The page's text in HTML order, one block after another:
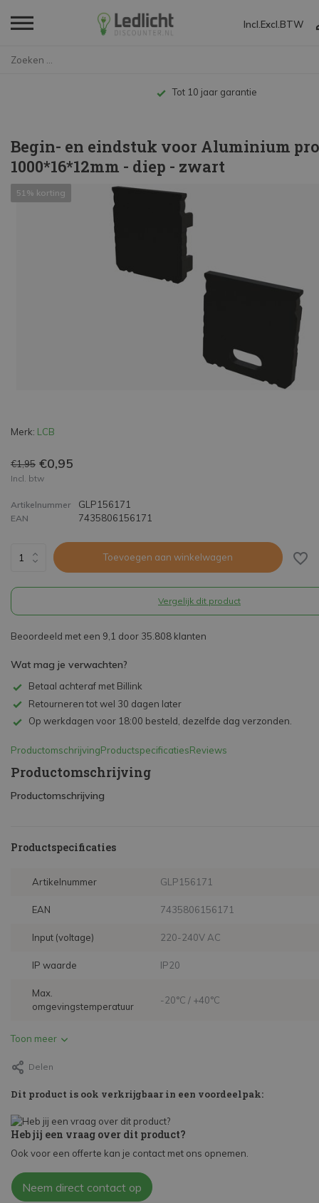
Incl. Excl. BTW
Tot 10 jaar garantie
Begin- en eindstuk voor Aluminium
1000*16*12mm - diep - zwart
51% korting
Merk: LCB
€1,95 €0,95
Incl. btw
Artikelnummer GLP156171
EAN 7435806156171
Toevoegen aan winkelwagen
Vergelijk dit product
Beoordeeld met een 9,1 door 35.808 klanten
Wat mag je verwachten?
Betaal achteraf met Billink
Retourneren tot wel 30 dagen later
Op werkdagen voor 18:00 besteld, dezelfde dag verzonden.
ProductomschrijvingProductspecificatiesReviews
Productomschrijving
Productomschrijving
Productspecificaties
Artikelnummer GLP156171
EAN 7435806156171
Input (voltage) 220-240V AC
IP waarde IP20
Max.
omgevingstemperatuur
-20°C / +40°C
Toon meer
Delen
Dit product is ook verkrijgbaar in een voordeelpak:
Heb jij een vraag over dit product?
Ook voor een offerte kan je contact met ons opnemen.
Neem direct contact op